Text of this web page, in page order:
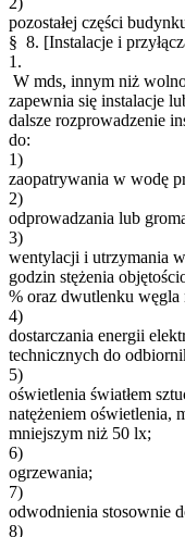
pozostałej części
§ 8. [Instalacje i
1.
W mds, innym niż
zapewnia się instalacje
dalsze rozprowadzenie
do:
1)
zaopatrywania w wodę
2)
odprowadzania lub
3)
wentylacji i utrzymania
godzin stężenia
% oraz dwutlenku
4)
dostarczania energii
technicznych do
5)
oświetlenia światłem
natężeniem oświetlenia,
mniejszym niż 50 lx;
6)
ogrzewania;
7)
odwodnienia stosownie
8)